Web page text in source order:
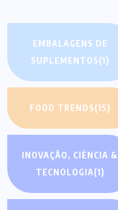
EMBALAGENS DE
SUPLEMENTOS(1)
FOOD TRENDS(15)
INOVAÇÃO, CIÊNCIA &
TECNOLOGIA(1)